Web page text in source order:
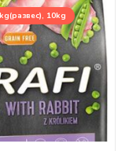
10kg